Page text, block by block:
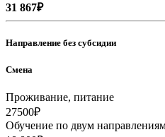
31 867₽
Направление без субсидии
Смена
Проживание, питание
27500₽
Обучение по двум